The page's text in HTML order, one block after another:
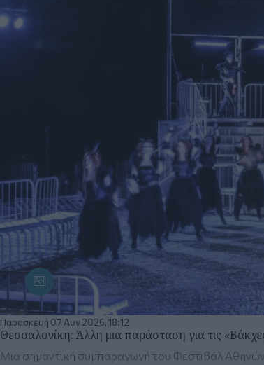
Παρασκευή 07 Αυγ 2026, 18:12
Θεσσαλονίκη: Άλλη μια παράσταση για τις
Μια σημαντική συμπαραγωγή του Φεστιβάλ